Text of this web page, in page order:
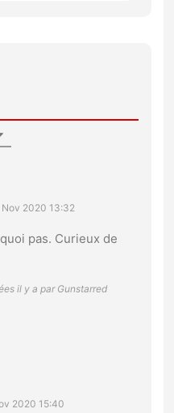
Nov 2020 13:32
pas. Curieux de
il y a par Gunstarred
2020 15:40